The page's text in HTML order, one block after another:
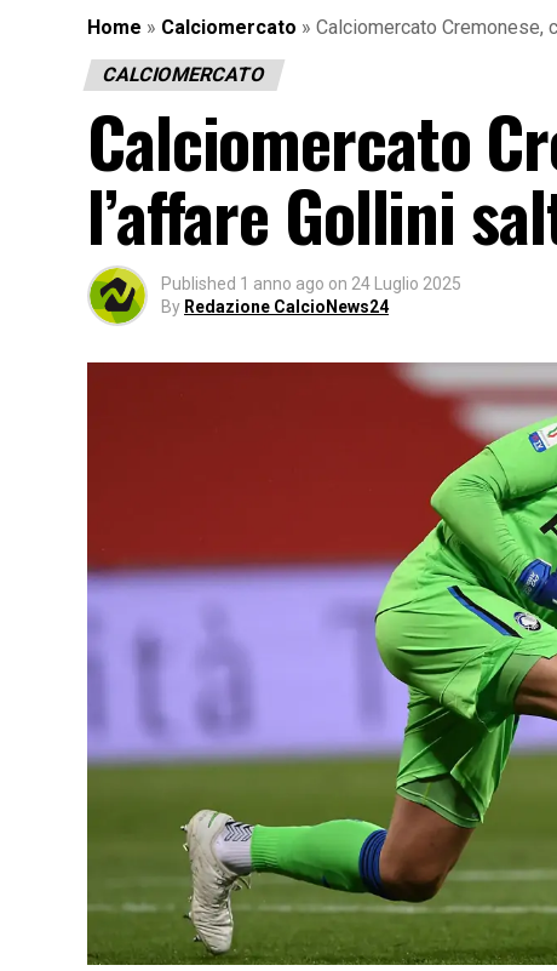
Home » Calciomercato » Calciomercato Cremonese,
CALCIOMERCATO
Calciomercato
l’affare Gollini
Published 1 anno ago on 24 Luglio 2025
By Redazione CalcioNews24